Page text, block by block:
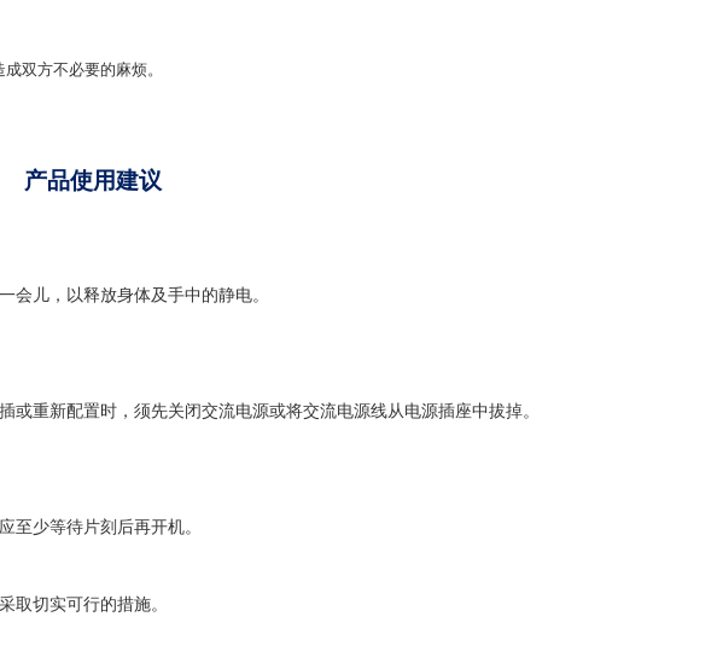
成双方不必要的麻烦。
产品使用建议
会儿，以释放身体及手中的静电。
或重新配置时，须先关闭交流电源或将交流电源线从电源插座中拔掉。
至少等待片刻后再开机。
取切实可行的措施。